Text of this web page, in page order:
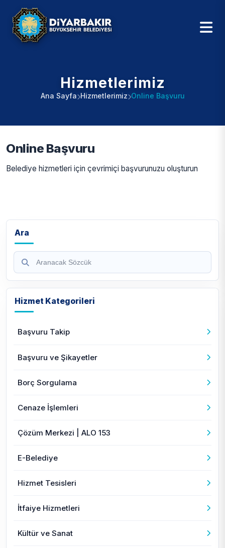
Hizmetlerimiz
Ana Sayfa Hizmetlerimiz Online Başvuru
Ara
Hizmet Kategorileri
Başvuru Takip
Başvuru ve Şikayetler
Borç Sorgulama
Cenaze İşlemleri
Çözüm Merkezi | ALO 153
E-Belediye
Hizmet Tesisleri
İtfaiye Hizmetleri
Kültür ve Sanat
Online Başvuru
Belediye hizmetleri için çevrimiçi başvurunuzu oluşturun